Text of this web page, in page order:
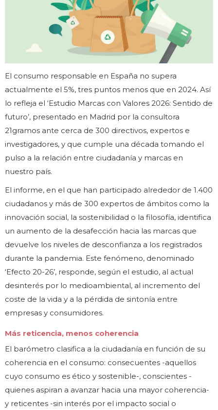
El consumo responsable en España no supera
actualmente el 5%, tres puntos menos que en 2024. Así
lo refleja el ‘Estudio Marcas con Valores 2026: Sentido de
futuro’, presentado en Madrid por la consultora
21gramos ante cerca de 300 directivos, expertos e
investigadores, y que cumple una década tomando el
pulso a la relación entre ciudadanía y marcas en
nuestro país.
El informe, en el que han participado alrededor de 1.400
ciudadanos y más de 300 expertos de ámbitos como la
innovación social, la sostenibilidad o la filosofía, identifica
un aumento de la desafección hacia las marcas que
devuelve los niveles de desconfianza a los registrados
durante la pandemia. Este fenómeno, denominado
‘Efecto 20-26’, responde, según el estudio, al actual
desinterés por lo medioambiental, al incremento del
coste de la vida y a la pérdida de sintonía entre
empresas y consumidores.
Más reticencia, menos coherencia
El barómetro clasifica a la ciudadanía en función de su
coherencia en el consumo: consecuentes -aquellos
cuyo consumo es ético y sostenible-, conscientes -
quienes aspiran a avanzar hacia una mayor coherencia-
y reticentes -sin interés por el impacto social o